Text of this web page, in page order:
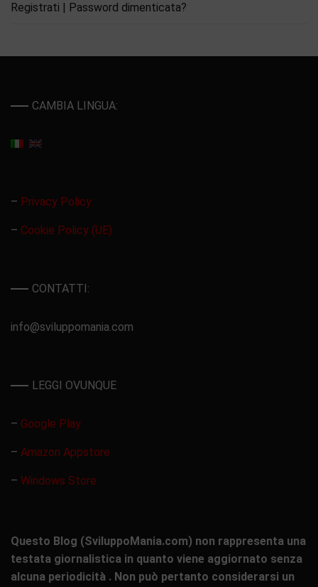
Registrati Password dimenticata?
CAMBIA LINGUA:
– Privacy Policy
– Cookie Policy (UE)
CONTATTI:
info@sviluppomania.com
LEGGI OVUNQUE
– Google Play
– Amazon Appstore
– Windows Store
Questo Blog (SviluppoMania.com) non rappresenta una
testata giornalistica in quanto viene aggiornato senza
alcuna periodicità . Non può pertanto considerarsi un